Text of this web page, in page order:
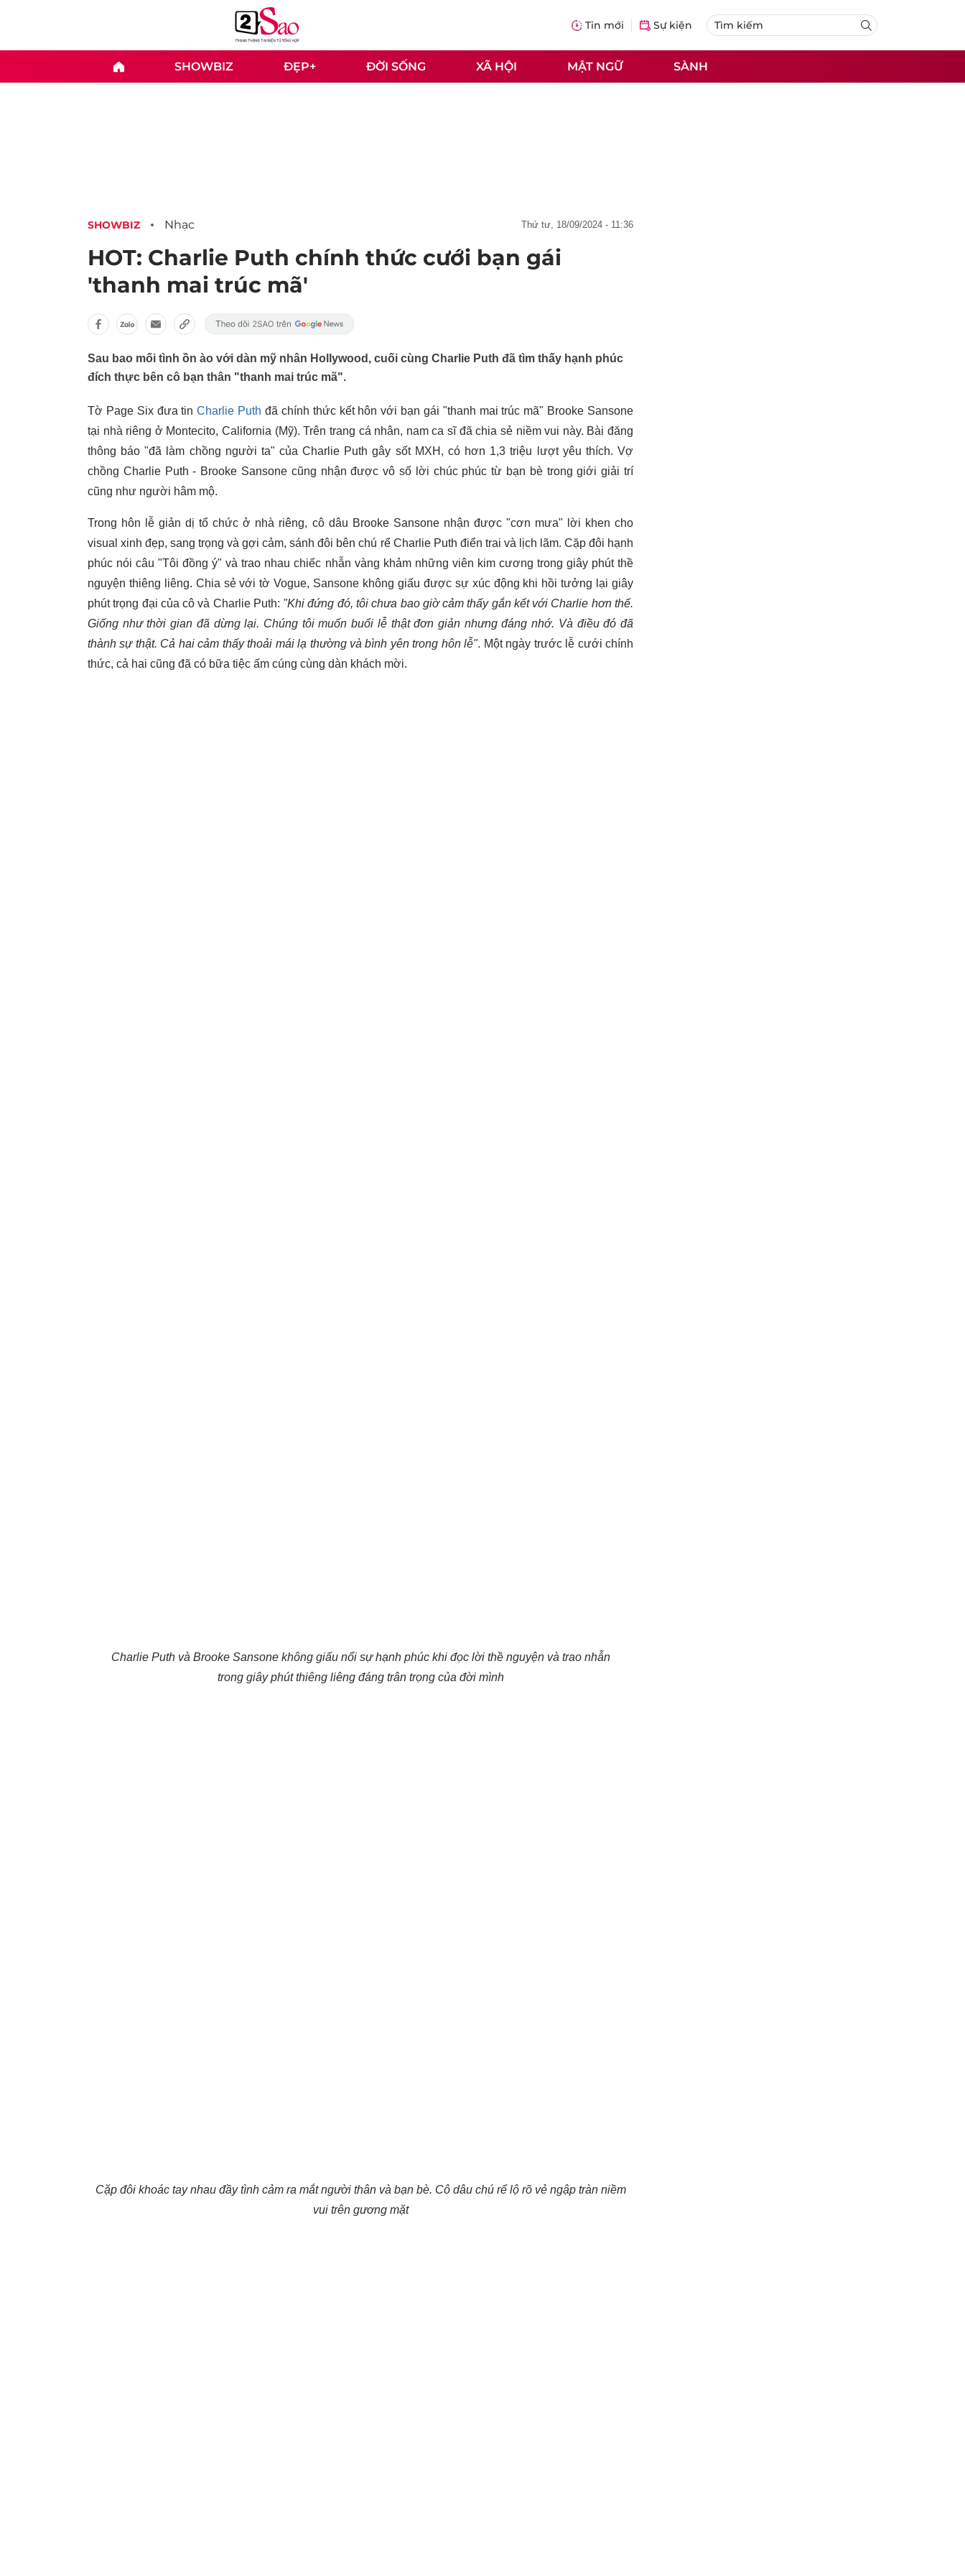
Tin mới Sự kiện
SHOWBIZ ĐẸP+ ĐỜI SỐNG XÃ HỘI MẬT NGỮ SÀNH
SHOWBIZ Nhạc thứ tư, 18/09/2024 - 11:36
HOT: Charlie Puth chính thức cưới bạn gái
'thanh mai trúc mã'
Sau bao mối tình ồn ào với dàn mỹ nhân Hollywood, cuối cùng Charlie Puth đã tìm thấy hạnh phúc
đích thực bên cô bạn thân "thanh mai trúc mã".
Tờ Page Six đưa tinCharlie Puth đã chính thức kết hôn với bạn gái "thanh mai trúc mã" Brooke Sansone
tại nhà riêng ở Montecito, California (Mỹ). Trên trang cá nhân, nam ca sĩ đã chia sẻ niềm vui này. Bài đăng
thông báo "đã làm chồng người ta" của Charlie Puth gây sốt MXH, có hơn 1,3 triệu lượt yêu thích. Vợ
chồng Charlie Puth - Brooke Sansone cũng nhận được vô số lời chúc phúc từ bạn bè trong giới giải trí
cũng như người hâm mộ.
Trong hôn lễ giản dị tổ chức ở nhà riêng, cô dâu Brooke Sansone nhận được "cơn mưa" lời khen cho
visual xinh đẹp, sang trọng và gợi cảm, sánh đôi bên chú rể Charlie Puth điển trai và lịch lãm. Cặp đôi hạnh
phúc nói câu "Tôi đồng ý" và trao nhau chiếc nhẫn vàng khảm những viên kim cương trong giây phút thề
nguyện thiêng liêng. Chia sẻ với tờ Vogue, Sansone không giấu được sự xúc động khi hồi tưởng lại giây
phút trọng đại của cô và Charlie Puth: "Khi đứng đó, tôi chưa bao giờ cảm thấy gắn kết với Charlie hơn thế.
Giống như thời gian đã dừng lại. Chúng tôi muốn buổi lễ thật đơn giản nhưng đáng nhớ. Và điều đó đã
thành sự thật. Cả hai cảm thấy thoải mái lạ thường và bình yên trong hôn lễ". Một ngày trước lễ cưới chính
thức, cả hai cũng đã có bữa tiệc ấm cúng cùng dàn khách mời.
Charlie Puth và Brooke Sansone không giấu nổi sự hạnh phúc khi đọc lời thề nguyện và trao nhẫn
trong giây phút thiêng liêng đáng trân trọng của đời mình
Cặp đôi khoác tay nhau đầy tình cảm ra mắt người thân và bạn bè. Cô dâu chú rể lộ rõ vẻ ngập tràn niềm
vui trên gương mặt